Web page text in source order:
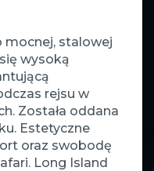
mocnej, stalowej
wysoką
rejsu w
Została oddana
Estetyczne
oraz swobodę
Long Island